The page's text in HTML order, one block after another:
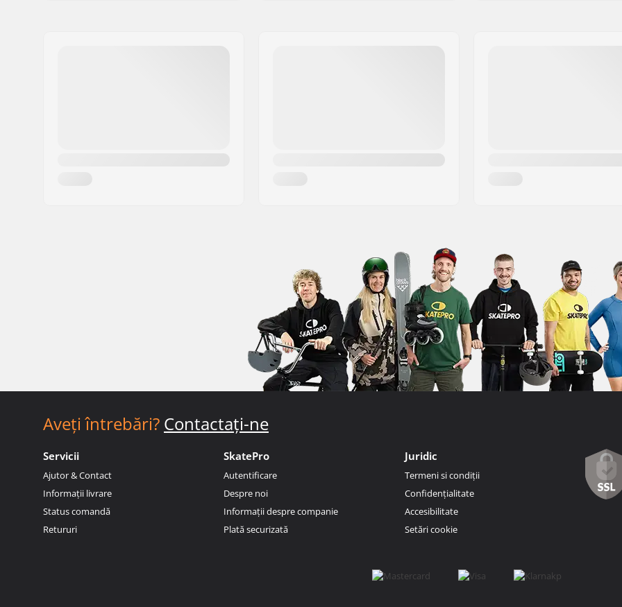
Aveți întrebări? Contactați-ne
Servicii
Ajutor & Contact
Informații livrare
Status comandă
Retururi
SkatePro
Autentificare
Despre noi
Informații despre companie
Plată securizată
Juridic
Termeni si condiții
Confidențialitate
Accesibilitate
Setări cookie